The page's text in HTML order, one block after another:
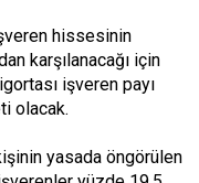
hissesinin
karşılanacağı için
işveren payı
olacak.
yasada öngörülen